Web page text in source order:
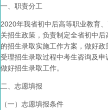
一、职责分工
2020年我省初中后高等职业教育
关招生政策，负责制定全省初中
的招生录取实施工作方案，做好
受理招生录取过程中考生咨询及
做好招生录取工作。
二、志愿填报
（一）志愿填报条件